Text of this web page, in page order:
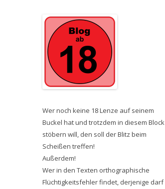
Wer noch keine 18 Lenze auf seinem
Buckel hat und trotzdem in diesem Block
stöbern will, den soll der Blitz beim
Scheißen treffen!
Außerdem!
Wer in den Texten orthographische
Flüchtigkeitsfehler findet, derjenige darf